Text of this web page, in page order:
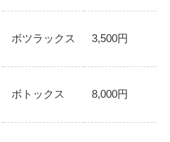
ボツラックス 3,500円
ボトックス 8,000円